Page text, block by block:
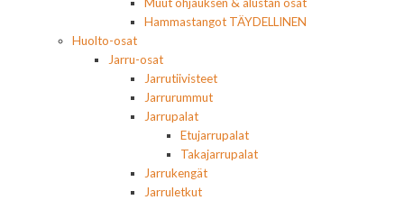
Hammastangot TÄYDELLINEN
Huolto-osat
Jarru-osat
Jarrutiivisteet
Jarrurummut
Jarrupalat
Etujarrupalat
Takajarrupalat
Jarrukengät
Jarruletkut